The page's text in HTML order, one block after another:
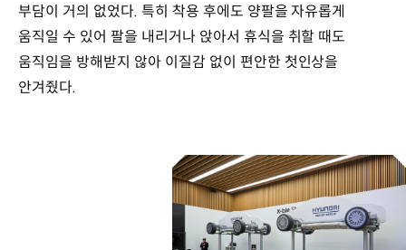
부담이 거의 없었다. 특히 착용 후에도 양팔을 자유롭게
움직일 수 있어 팔을 내리거나 앉아서 휴식을 취할 때도
움직임을 방해받지 않아 이질감 없이 편안한 첫인상을
안겨줬다.